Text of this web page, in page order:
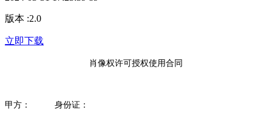
版本 :2.0
立即下载
肖像权许可授权使用合同
甲方： 身份证：